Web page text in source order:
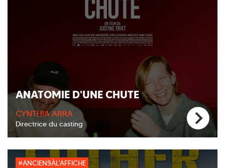
ANATOMIE D'UNE CHUTE
CYNTHIA ARRA
Directrice du casting
#ANCIENSÀL'AFFICHE